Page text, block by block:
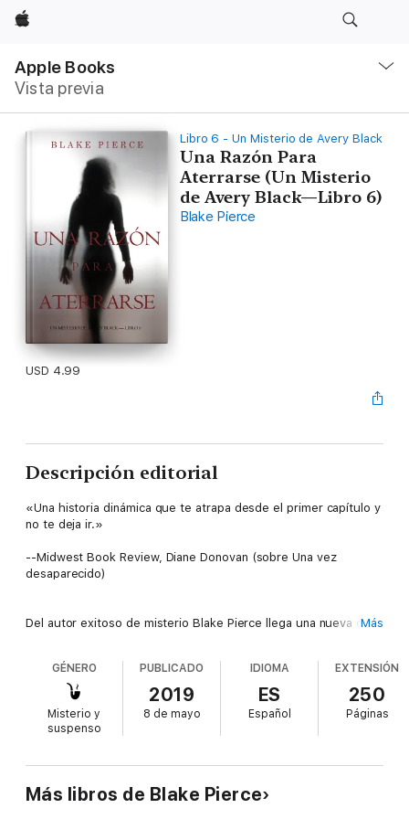
Apple
Apple Books
Vista previa
local
Abrir
Libro 6 - Un Misterio de Avery Black
Una Razón Para
Aterrarse (Un Misterio
de Avery Black—Libro 6)
Blake Pierce
USD 4.99
Descripción editorial
«Una historia dinámica que te atrapa desde el primer capítulo y
no te deja ir.»
--Midwest Book Review, Diane Donovan (sobre Una vez
desaparecido)
Del autor exitoso de misterio Blake Pierce llega una nueva obra
(Libro #6). La serie comienza con UNA RAZÓN PARA MATAR
(Libro #1), ¡una descarga gratuita con más de 1.000 opiniones
de cinco estrellas!
deja a la policía de Boston desconcertada. Dado que todas las
pistas han llevado a callejones sin salidas, temen que el asesino
Más
GÉNERO
Misterio y
suspenso
PUBLICADO
2019
8 de mayo
IDIOMA
ES
Español
EXTENSIÓN
250
Páginas
Más libros de Blake Pierce